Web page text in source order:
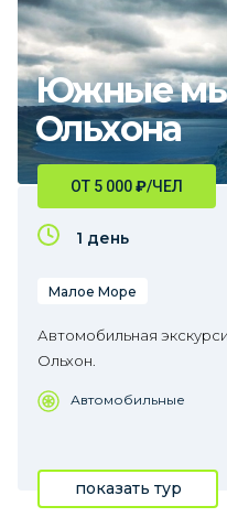
Южные
Ольхона
ОТ 5 000₽/ЧЕЛ
1 день
Малое Море
Автомобильная
Ольхон.
Автомобильные
показать тур